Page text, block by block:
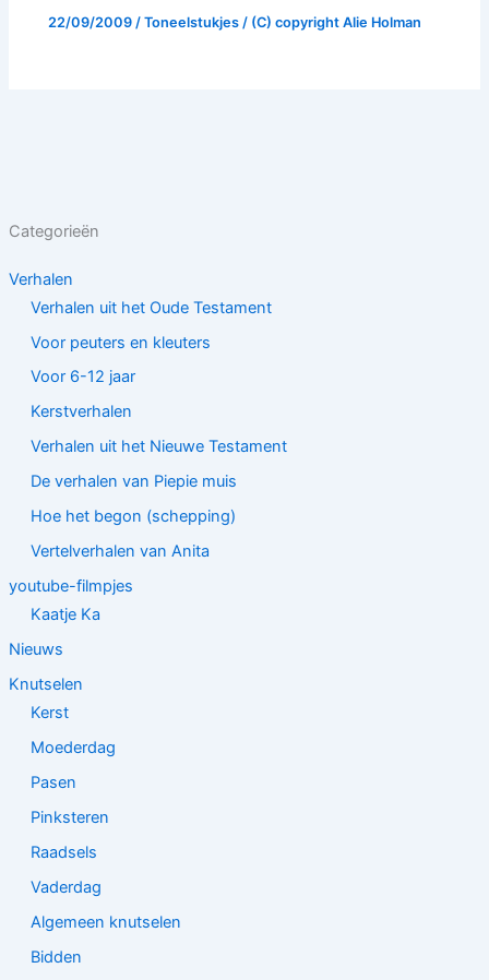
Categorieën
Verhalen
Verhalen uit het Oude Testament
Voor peuters en kleuters
Voor 6-12 jaar
Kerstverhalen
Verhalen uit het Nieuwe Testament
De verhalen van Piepie muis
Hoe het begon (schepping)
Vertelverhalen van Anita
youtube-filmpjes
Kaatje Ka
Nieuws
Knutselen
Kerst
Moederdag
Pasen
Pinksteren
Raadsels
Vaderdag
Algemeen knutselen
Bidden
22/09/2009 /Toneelstukjes / (C) copyrightAlie Holman